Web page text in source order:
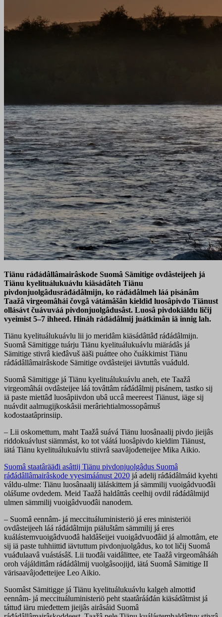
Tiänu ráđádâllâmairâskode Suomâ Sämitige ovdâsteijeeh já
Tiänu kyelituálukuávlu kiäsádâteh Tiänu
pivdonjuolgâdusráđádâlmijn, ko ráđádâlmeh láá pisánâm
Taažâ virgeomâhái čovgâ vátámâšân kieldiđ luosâpivdo Tiänust
ollásávt čuávuváá pivdonjuolgâdusâst. Luosâ pivdokiäldu ličij
vyeimist 5–7 ihheed. Hináh ráđádâlmij juátkimân iä innig lah.
Tiänu kyelituálukuávlu lii jo meridâm kiäsádâttâđ ráđádâlmijn.
Suomâ Sämitigge tuárju Tiänu kyelituálukuávlu miärádâs já
Sämitige stivrâ kieđâvuš ääši puáttee oho čuákkimist Tiänu
ráđádâllâmairâskode Sämitige ovdâsteijei iävtuttâs vuáđuld.
Suomâ Sämitigge já Tiänu kyelituálukuávlu aneh, ete Taažâ
virgeomâhái ovdâsteijee láá tovâttâm ráđádâlmij pisánem, tastko sij
iä paste miettâđ luosâpiivdon ubâ uccâ meereest Tiänust, iäge sij
nuávdit aalmugijkoskâsii merâriehtialmossopâmuš
kođostaatâprinsiip.
– Lii oskomettum, maht Taažâ suává Tiänu luosânaalij pivdo jieijâs
riddokuávlust siämmást, ko tot váátá luosâpivdo kieldim Tiänust,
iätá Tiänu kyelituálukuávlu stiivrâ saavâjođetteijee Mika Aikio.
Suomâ staatârääđi asâttij Tiänu pivdonjuolgâdus Suomâ
ráđádâllâmairâskode vyesimáánust 2020 já adelij ráđádâlmáid kyehti
váldu-ulme: Tiänu luosânaalij iäláskittem já sämmilij vuoigâdvuođâi
olášume ovdedem. Meid Taažâ haldâttâs ceelhij ovdil ráđádâlmijd
ulmen sämmilij vuoigâdvuođâi nanodem.
– Suomâ eennâm- já meccituáluministeriö já eres ministeriöi
ovdâsteijeeh láá ráđádâlmijn piäluštâm sämmilij já eres
kuálástemvuoigâdvuođâ haldâšeijei vuoigâdvuođâid já almottâm, ete
sij iä paste tuhhiittiđ iävtuttum pivdonjuolgâdus, ko tot ličij Suomâ
vuáđulaavâ vuástásâš. Lii tuođâi vaidâlittee, ete Taažâ virgeomâhááh
oroh vájáldittâm ráđádâlmij vuolgâsoojijd, iätá Suomâ Sämitige II
värisaavâjođetteijee Leo Aikio.
Suomâst Sämitigge já Tiänu kyelituálukuávlu kalgeh almottiđ
eennâm- já meccituáluministeriö peht staatârááđán kiäsádâtmist já
táttuđ iäru mieđettem jieijâs airâsáid Suomâ